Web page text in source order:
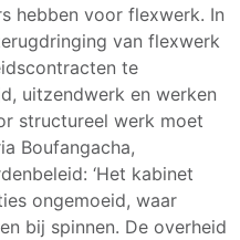
hebben voor flexwerk. In
van flexwerk
te
uitzendwerk en werken
structureel werk moet
Boufangacha,
‘Het kabinet
ongemoeid, waar
bij spinnen. De overheid